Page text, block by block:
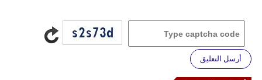
أرسل التعليق